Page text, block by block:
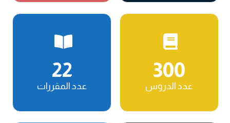
300
عدد الدروس
22
عدد المقررات